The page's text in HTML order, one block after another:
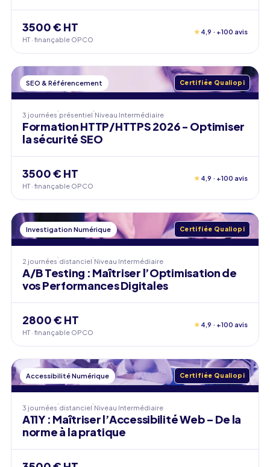
3500 € HT
HT · finançable OPCO
★ 4,9 · +100 avis
SEO & Référencement Certifiée Qualiopi
3 journées présentiel Niveau Intermédiaire
Formation HTTP/HTTPS 2026 - Optimiser
la sécurité SEO
3500 € HT
HT · finançable OPCO
★ 4,9 · +100 avis
Investigation Numérique Certifiée Qualiopi
2 journées distanciel Niveau Intermédiaire
A/B Testing : Maîtriser l’Optimisation de
vos Performances Digitales
2800 € HT
HT · finançable OPCO
★ 4,9 · +100 avis
Accessibilité Numérique Certifiée Qualiopi
3 journées distanciel Niveau Intermédiaire
A11Y : Maîtriser l’Accessibilité Web – De la
norme à la pratique